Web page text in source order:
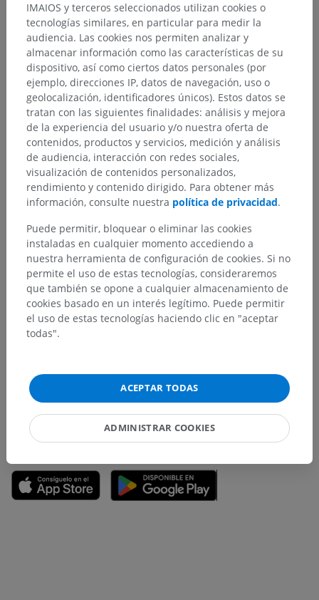
Jerarquía anatómica
Anatomía veterinaria
Angiología> Arterias> Aorta >
Arco aórtico; Cayado aórtico> Arterias cerebrales>
Arteria cerebral rostral> Arteria oftálmica interna
Estructuras subyacentes:
Arteria meníngea rostral
Traducciones
¿Ha detectado un error?
Reportar un error
DESCARGAR LA APLICACIÓN
IMAIOS y terceros seleccionados utilizan cookies o
tecnologías similares, en particular para medir la
audiencia. Las cookies nos permiten analizar y
almacenar información como las características de su
dispositivo, así como ciertos datos personales (por
ejemplo, direcciones IP, datos de navegación, uso o
geolocalización, identificadores únicos). Estos datos se
tratan con las siguientes finalidades: análisis y mejora
de la experiencia del usuario y/o nuestra oferta de
contenidos, productos y servicios, medición y análisis
de audiencia, interacción con redes sociales,
visualización de contenidos personalizados,
rendimiento y contenido dirigido. Para obtener más
información, consulte nuestra política de privacidad.
Puede permitir, bloquear o eliminar las cookies
instaladas en cualquier momento accediendo a
nuestra herramienta de configuración de cookies. Si no
permite el uso de estas tecnologías, consideraremos
que también se opone a cualquier almacenamiento de
cookies basado en un interés legítimo. Puede permitir
el uso de estas tecnologías haciendo clic en "aceptar
todas".
ACEPTAR TODAS
ADMINISTRAR COOKIES